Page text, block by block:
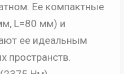
Ее компактные
L=80 мм) и
ее идеальным
пространств.